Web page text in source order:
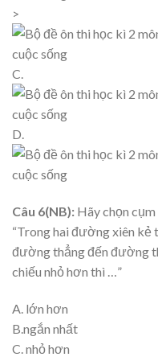
>
C.
D.
Câu 6(NB): Hãy chọn
“Trong hai đường xiên
đường thẳng đến đường
chiếu nhỏ hơn thì …”
A. lớn hơn
B.ngắn nhất
C. nhỏ hơn